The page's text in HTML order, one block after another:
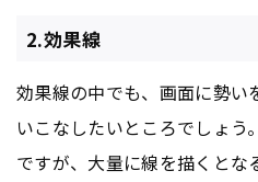
2.効果線
効果線の中でも、画面に勢い
いこなしたいところでしょう。
ですが、大量に線を描くとな